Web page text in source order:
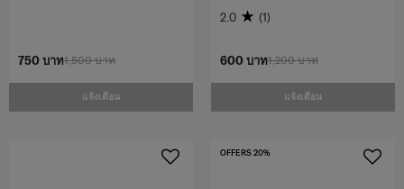
1,500 บาท
750 บาท
แจ้งเตือน
1,200 บาท
600 บาท
แจ้งเตือน
2.0 (1)
OFFERS 20%